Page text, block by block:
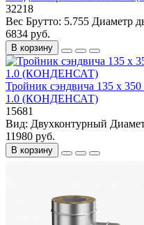
32218
Вес Брутто: 5.755 Диаметр
6834 руб.
В корзину
Тройник сэндвича 135 х
1.0 (КОНДЕНСАТ)
15681
Вид: Двухконтурный
11980 руб.
В корзину